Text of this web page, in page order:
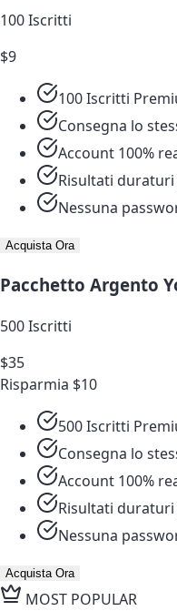
100 Iscritti
$9
100 Iscritti
Consegna lo
Account 100%
Risultati
Nessuna
Acquista Ora
Pacchetto Argento
500 Iscritti
$35
Risparmia $10
500 Iscritti
Consegna lo
Account 100%
Risultati
Nessuna
Acquista Ora
MOST POPULAR